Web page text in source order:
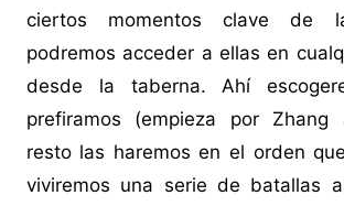
ciertos momentos clave de
podremos acceder a ellas en
desde la taberna. Ahí
prefiramos (empieza por
resto las haremos en el orden
viviremos una serie de batallas